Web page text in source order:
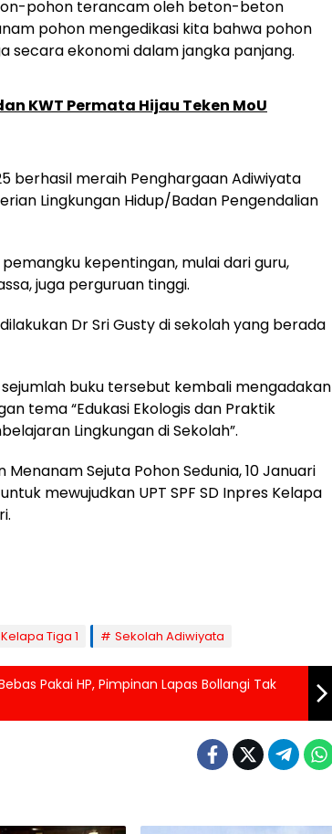
pohon terancam oleh beton-beton
pohon mengedikasi kita bahwa pohon
secara ekonomi dalam jangka panjang.
KWT Permata Hijau Teken MoU
berhasil meraih Penghargaan Adiwiyata
Lingkungan Hidup/Badan Pengendalian
kepentingan, mulai dari guru,
juga perguruan tinggi.
Dr Sri Gusty di sekolah yang berada
buku tersebut kembali mengadakan
tema “Edukasi Ekologis dan Praktik
Lingkungan di Sekolah”.
Sejuta Pohon Sedunia, 10 Januari
mewujudkan UPT SPF SD Inpres Kelapa
Tiga 1 Sekolah Adiwiyata
Pakai HP, Pimpinan Lapas Bollangi Tak